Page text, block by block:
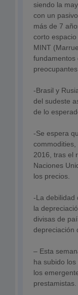
siendo la
con un
más de 7
corto
MINT
fundamentos
-Brasil y
del sudeste
de lo
-Se espera
2016, tras el
Naciones
los precios.
-La debilidad
la
divisas de
depreciación
– Esta
ha subido
los
prestamistas.